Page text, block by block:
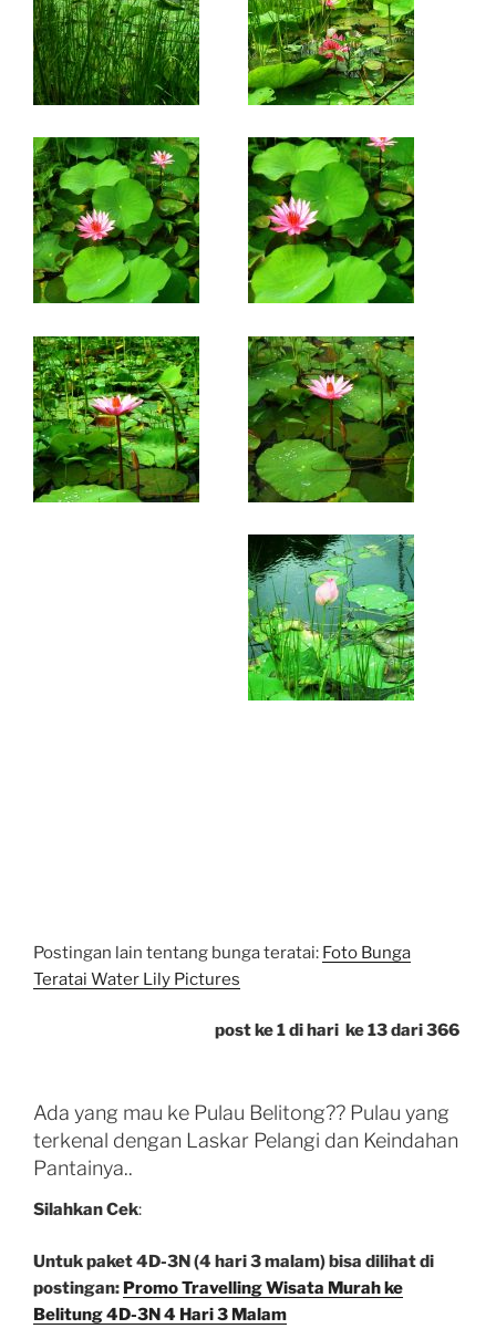
Postingan lain tentang bunga teratai: Foto Bunga
Teratai Water Lily Pictures
post ke 1 di hari ke 13 dari 366
Ada yang mau ke Pulau Belitong?? Pulau yang
terkenal dengan Laskar Pelangi dan Keindahan
Pantainya..
Silahkan Cek:
Untuk paket 4D-3N (4 hari 3 malam) bisa dilihat di
postingan: Promo Travelling Wisata Murah ke
Belitung 4D-3N 4 Hari 3 Malam